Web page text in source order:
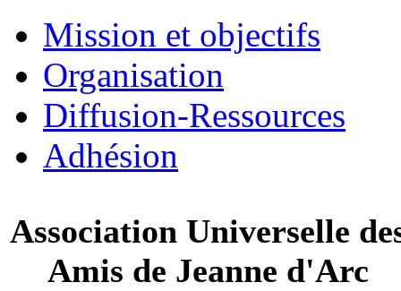
Mission et objectifs
Organisation
Diffusion-Ressources
Adhésion
Association Universelle
Amis de Jeanne d'Arc